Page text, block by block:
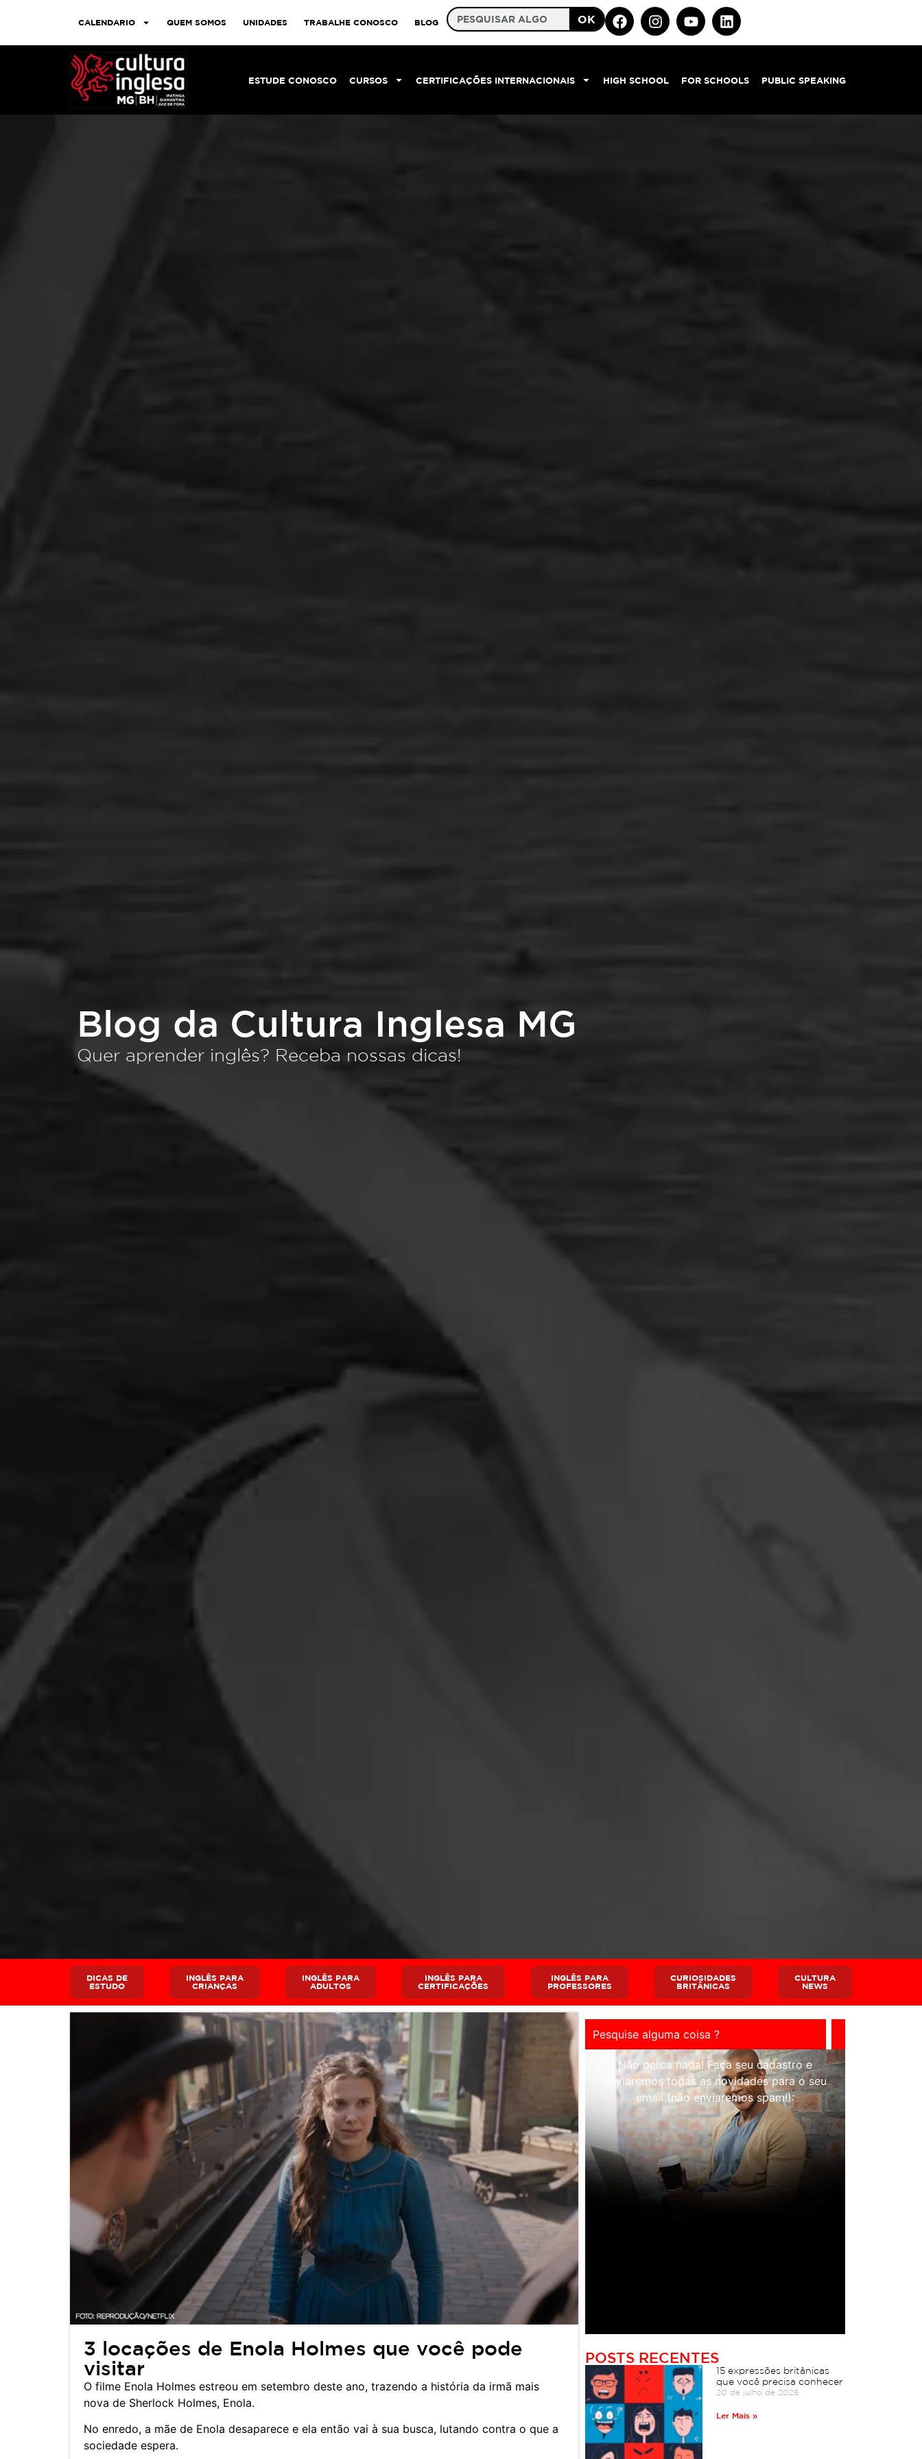
CALENDARIO QUEM SOMOS UNIDADES TRABALHE CONOSCO BLOG OK
ESTUDE CONOSCO CURSOS CERTIFICAÇÕES INTERNACIONAIS HIGH SCHOOL FOR SCHOOLS PUBLIC SPEAKING
Blog da Cultura Inglesa MG
Quer aprender inglês? Receba nossas dicas!
DICAS DE
ESTUDO
INGLÊS PARA
CRIANÇAS
INGLÊS PARA
ADULTOS
INGLÊS PARA
CERTIFICAÇÕES
INGLÊS PARA
PROFESSORES
CURIOSIDADES
BRITÂNICAS
CULTURA
NEWS
3 locações de Enola Holmes que você pode
visitar
O filme Enola Holmes estreou em setembro deste ano, trazendo a história da irmã mais
nova de Sherlock Holmes, Enola.
No enredo, a mãe de Enola desaparece e ela então vai à sua busca, lutando contra o que a
sociedade espera.
Não perca nada! Faça seu cadastro e
enviaremos todas as novidades para o seu
email (não enviaremos spam!):
POSTS RECENTES
15 expressões britânicas
que você precisa conhecer
20 de julho de 2026
Ler Mais »